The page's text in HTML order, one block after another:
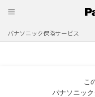
パナソニック保険サービス
こ
パナソニッ